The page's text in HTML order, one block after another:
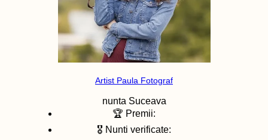
Artist Paula Fotograf
nunta Suceava
🏆 Premii:
🎖️ Nunti verificate: